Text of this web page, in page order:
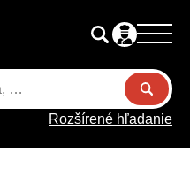
Rozšírené hľadanie